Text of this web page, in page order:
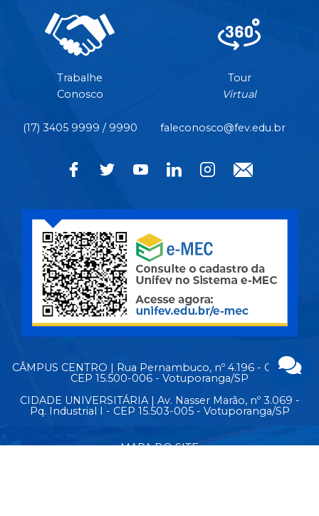
Trabalhe
Conosco
Tour
Virtual
(17) 3405 9999 / 9990 faleconosco@fev.edu.br
CÂMPUS CENTRO | Rua Pernambuco, nº 4.196 - Centro -
CEP 15.500-006 - Votuporanga/SP
CIDADE UNIVERSITÁRIA | Av. Nasser Marão, nº 3.069 -
Pq. Industrial I - CEP 15.503-005 - Votuporanga/SP
MAPA DO SITE